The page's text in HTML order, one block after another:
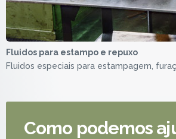
Fluidos para estampo e repuxo
Fluidos especiais para estampagem,
Como podemos